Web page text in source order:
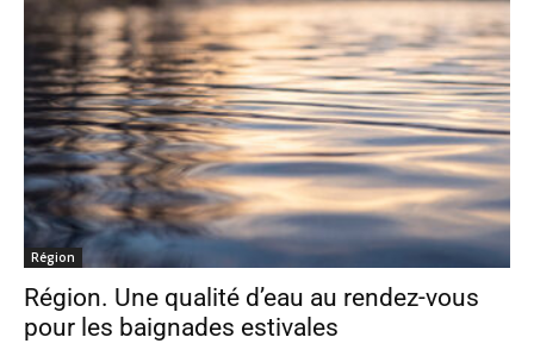
Région
Région. Une qualité d’eau au rendez-vous
pour les baignades estivales